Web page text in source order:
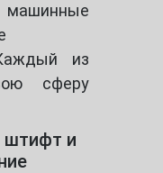
из
сферу
штифт и